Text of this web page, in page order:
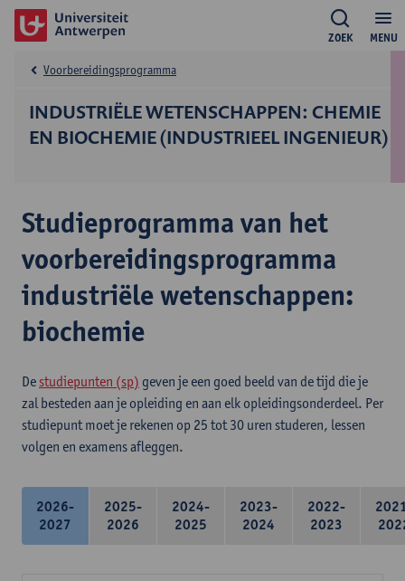
MENU
ZOEK
INDUSTRIËLE WETENSCHAPPEN: CHEMIE
EN BIOCHEMIE (INDUSTRIEEL INGENIEUR)
Voorbereidingsprogramma
Studieprogramma van het
voorbereidingsprogramma
industriële wetenschappen:
biochemie
De studiepunten (sp) geven je een goed beeld van de tijd die je
zal besteden aan je opleiding en aan elk opleidingsonderdeel. Per
studiepunt moet je rekenen op 25 tot 30 uren studeren, lessen
volgen en examens afleggen.
2026-
2027
2025-
2026
2024-
2025
2023-
2024
2022-
2023